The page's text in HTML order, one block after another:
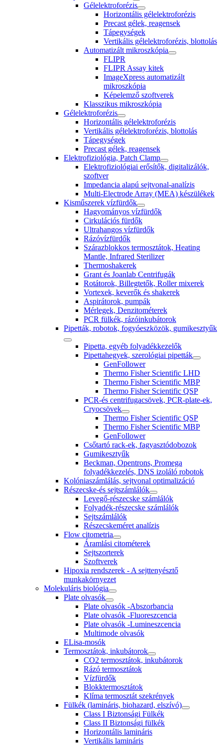
Gélelektroforézis
Horizontális gélelektroforézis
Precast gélek, reagensek
Tápegységek
Vertikális gélelektroforézis, blottolás
Automatizált mikroszkópia
FLIPR
FLIPR Assay kitek
ImageXpress automatizált
mikroszkópia
Képelemző szoftverek
Klasszikus mikroszkópia
Gélelektroforézis
Horizontális gélelektroforézis
Vertikális gélelektroforézis, blottolás
Tápegységek
Precast gélek, reagensek
Elektrofiziológia, Patch Clamp
Elektrofiziológiai erősítők, digitalizálók,
szoftver
Impedancia alapú sejtvonal-analízis
Multi-Electrode Array (MEA) készülékek
Kisműszerek vízfürdők
Hagyományos vízfürdők
Cirkulációs fürdők
Ultrahangos vízfürdők
Rázóvízfürdők
Szárazblokkos termosztátok, Heating
Mantle, Infrared Sterilizer
Thermoshakerek
Grant és Joanlab Centrifugák
Rotátorok, Billegtetők, Roller mixerek
Vortexek, keverők és shakerek
Aspirátorok, pumpák
Mérlegek, Denzitométerek
PCR fülkék, rázóinkubátorok
Pipetták, robotok, fogyóeszközök, gumikesztyűk
Pipetta, egyéb folyadékkezelők
Pipettahegyek, szerológiai pipetták
GenFollower
Thermo Fisher Scientific LHD
Thermo Fisher Scientific MBP
Thermo Fisher Scientific QSP
PCR-és centrifugacsövek, PCR-plate-ek,
Cryocsövek
Thermo Fisher Scientific QSP
Thermo Fisher Scientific MBP
GenFollower
Csőtartó rack-ek, fagyasztódobozok
Gumikesztyűk
Beckman, Opentrons, Promega
folyadékkezelés, DNS izoláló robotok
Kolóniaszámlálás, sejtvonal optimalizáció
Részecske-és sejtszámlálók
Levegő-részecske számlálók
Folyadék-részecske számlálók
Sejtszámlálók
Részecskeméret analízis
Flow citometria
Áramlási citométerek
Sejtszorterek
Szoftverek
Hipoxia rendszerek - A sejttenyésztő
munkakörnyezet
Molekuláris biológia
Plate olvasók
Plate olvasók -Abszorbancia
Plate olvasók -Fluoreszcencia
Plate olvasók -Lumineszcencia
Multimode olvasók
ELisa-mosók
Termosztátok, inkubátorok
CO2 termosztátok, inkubátorok
Rázó termosztátok
Vízfürdők
Blokktermosztátok
Klíma termosztát szekrények
Fülkék (lamináris, biohazard, elszívó)
Class I Biztonsági Fülkék
Class II Biztonsági fülkék
Horizontális lamináris
Vertikális lamináris